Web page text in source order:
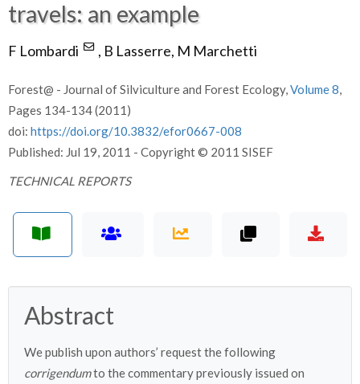
travels: an example
F Lombardi , B Lasserre, M Marchetti
Forest@ - Journal of Silviculture and Forest Ecology,Volume 8,
Pages 134-134 (2011)
doi: https://doi.org/10.3832/efor0667-008
Published: Jul 19, 2011 - Copyright © 2011 SISEF
TECHNICAL REPORTS
Abstract
We publish upon authors’ request the following
corrigendumto the commentary previously issued on